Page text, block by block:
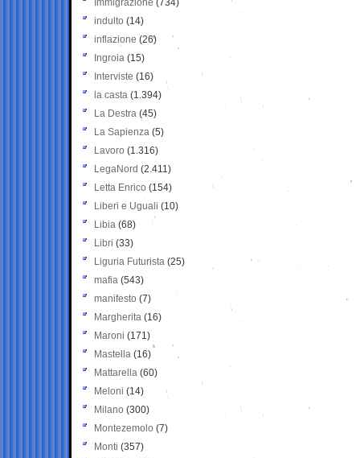
Immigrazione (734)
indulto (14)
inflazione (26)
Ingroia (15)
Interviste (16)
la casta (1.394)
La Destra (45)
La Sapienza (5)
Lavoro (1.316)
LegaNord (2.411)
Letta Enrico (154)
Liberi e Uguali (10)
Libia (68)
Libri (33)
Liguria Futurista (25)
mafia (543)
manifesto (7)
Margherita (16)
Maroni (171)
Mastella (16)
Mattarella (60)
Meloni (14)
Milano (300)
Montezemolo (7)
Monti (357)